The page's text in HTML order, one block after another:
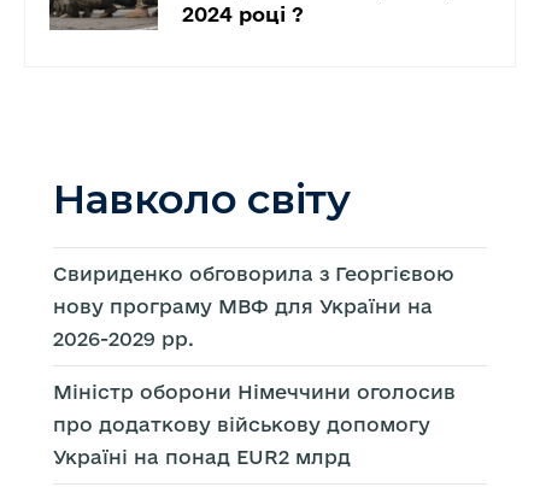
2024 році ?
Навколо світу
Свириденко обговорила з Георгієвою
нову програму МВФ для України на
2026-2029 рр.
Міністр оборони Німеччини оголосив
про додаткову військову допомогу
Україні на понад EUR2 млрд